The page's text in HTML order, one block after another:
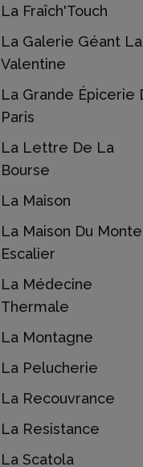
La Fraîch'Touch
La Galerie Géant La
Valentine
La Grande Épicerie
Paris
La Lettre De La
Bourse
La Maison
La Maison Du Monte
Escalier
La Médecine
Thermale
La Montagne
La Pelucherie
La Recouvrance
La Resistance
La Scatola